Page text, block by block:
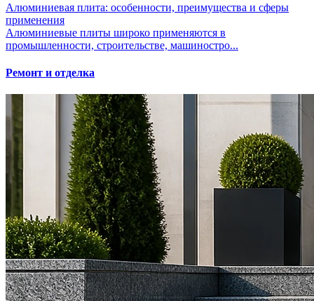
Алюминиевая плита: особенности, преимущества и сферы
применения
Алюминиевые плиты широко применяются в
промышленности, строительстве, машиностро...
Ремонт и отделка